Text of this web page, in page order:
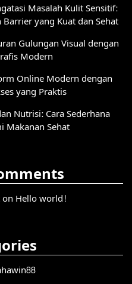
Masalah Kulit Sensitif:
yang Kuat dan Sehat
Gulungan Visual dengan
Modern
Online Modern dengan
yang Praktis
Nutrisi: Cara Sederhana
Makanan Sehat
Hello world!